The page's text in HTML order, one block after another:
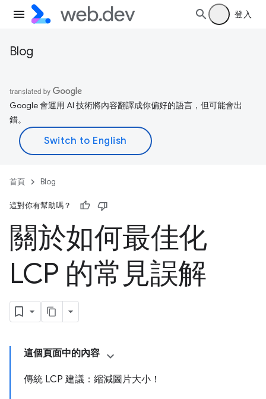
登入
Blog
Google 會運用 AI 技術將內容翻譯成你偏好的語言，但可能會出
錯。
首頁 Blog
這對你有幫助嗎？
關於如何最佳化
LCP 的常見誤解
這個頁面中的內容
傳統 LCP 建議：縮減圖片大小！